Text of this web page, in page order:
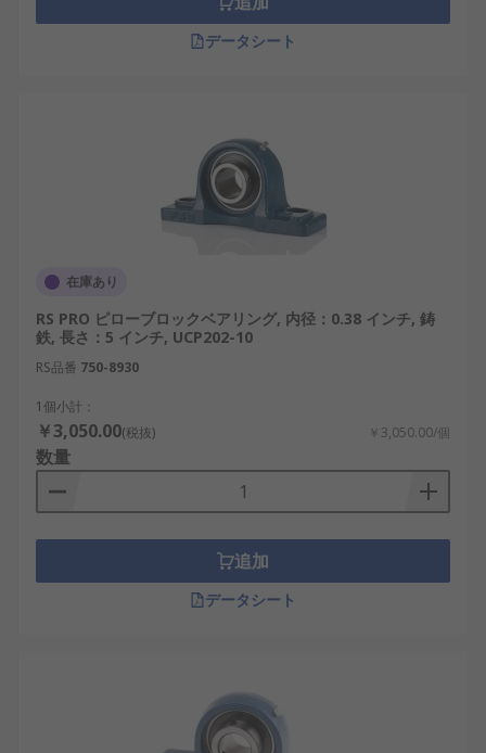
Beco：産業用途向けに多様な軸受関連製品を
安定稼働を支える基本部品です。日本国内の産業ロ
ボット、再生可能エネルギー関連設備、輸送・物流
システムなど、多様な分野で欠かせない存在となっ
ています。用途や条件に応じて適切なタイプを理解
ることができます。
ピローブロック・プランマブロッ
ク用RSコンポーネンツのご紹介
産業用途を中心に幅広い分野で使用されるピローブ
ロックについて、RSコンポーネンツは電子部品のグ
ローバルサプライヤーとして、日本市場向けに選定
された製品を複数メーカーから取り扱っています。
設計段階での選定から、保守・交換用途までを想定
したプランマブロックを安定的に供給しており、用
途や条件に応じた製品比較が可能です。
データシート
在庫あり
RS PRO ピローブロックベアリング, 内径：0.38 インチ, 鋳
鉄, 長さ：5 インチ, UCP202-10
RS品番 750-8930
1個小計：
￥3,050.00(税抜) ￥3,050.00/個
数量
追加
データシート